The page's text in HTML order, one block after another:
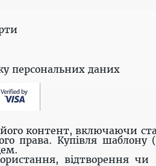
персональних даних
контент, включаючи
права. Купівля шаблону
відтворення